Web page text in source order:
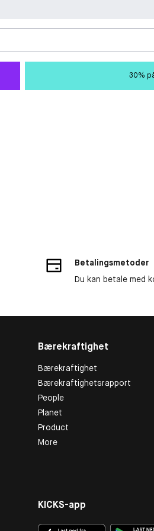
30%
Betalingsmetoder
Du kan betale med
Bærekraftighet
Bærekraftighet
Bærekraftighetsrapport
People
Planet
Product
More
KICKS-app